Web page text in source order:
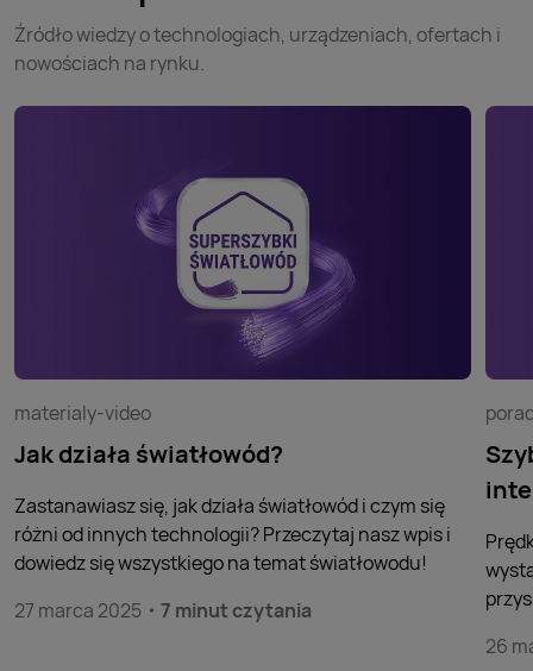
Źródło wiedzy o technologiach, urządzeniach, ofertach i
nowościach na rynku.
materialy-video
Jak działa światłowód?
Zastanawiasz się, jak działa światłowód i czym się
różni od innych technologii? Przeczytaj nasz wpis i
dowiedz się wszystkiego na temat światłowodu!
27 marca 2025
7 minut czytania
26